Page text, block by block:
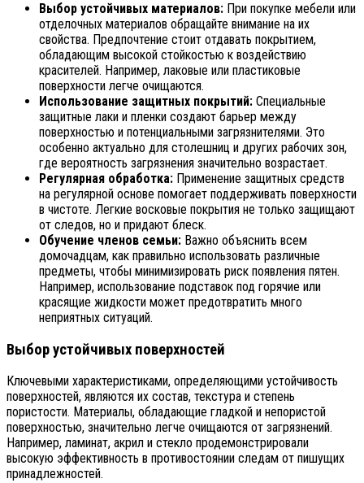
Выбор устойчивых материалов: При покупке мебели или
отделочных материалов обращайте внимание на их
свойства. Предпочтение стоит отдавать покрытием,
обладающим высокой стойкостью к воздействию
красителей. Например, лаковые или пластиковые
поверхности легче очищаются.
Использование защитных покрытий: Специальные
защитные лаки и пленки создают барьер между
поверхностью и потенциальными загрязнителями. Это
особенно актуально для столешниц и других рабочих зон,
где вероятность загрязнения значительно возрастает.
Регулярная обработка: Применение защитных средств
на регулярной основе помогает поддерживать поверхности
в чистоте. Легкие восковые покрытия не только защищают
от следов, но и придают блеск.
Обучение членов семьи: Важно объяснить всем
домочадцам, как правильно использовать различные
предметы, чтобы минимизировать риск появления пятен.
Например, использование подставок под горячие или
красящие жидкости может предотвратить много
неприятных ситуаций.
Выбор устойчивых поверхностей
Ключевыми характеристиками, определяющими устойчивость
поверхностей, являются их состав, текстура и степень
пористости. Материалы, обладающие гладкой и непористой
поверхностью, значительно легче очищаются от загрязнений.
Например, ламинат, акрил и стекло продемонстрировали
высокую эффективность в противостоянии следам от пишущих
принадлежностей.